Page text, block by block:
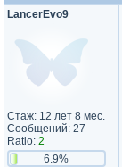
LancerEvo9
Стаж: 12 лет 8 мес.
Сообщений: 27
Ratio: 2
6.9%